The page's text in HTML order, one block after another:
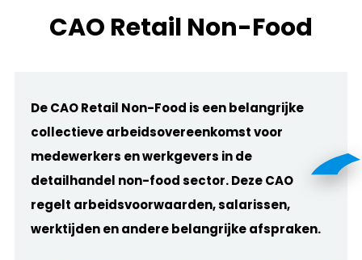
CAO Retail Non-Food
De CAO Retail Non-Food is een belangrijke
collectieve arbeidsovereenkomst voor
medewerkers en werkgevers in de
detailhandel non-food sector. Deze CAO
regelt arbeidsvoorwaarden, salarissen,
werktijden en andere belangrijke afspraken.